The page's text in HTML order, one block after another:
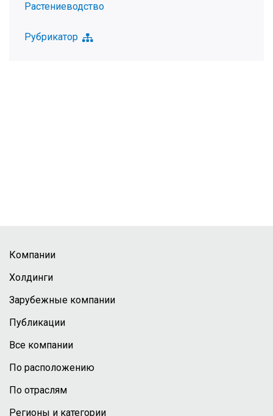
Растениеводство
Рубрикатор
Компании
Холдинги
Зарубежные компании
Публикации
Все компании
По расположению
По отраслям
Регионы и категории